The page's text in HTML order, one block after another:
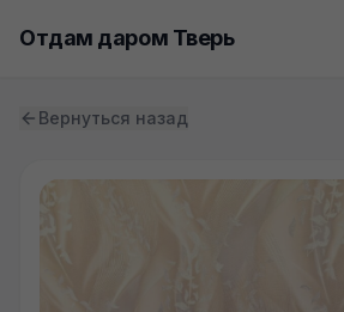
Отдам даром Тверь
Вернуться назад